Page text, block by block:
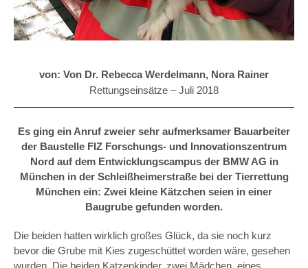
von: Von Dr. Rebecca Werdelmann, Nora Rainer
Rettungseinsätze –Juli 2018
Es ging ein Anruf zweier sehr aufmerksamer Bauarbeiter
der Baustelle FIZ Forschungs- und Innovationszentrum
Nord auf dem Entwicklungscampus der BMW AG in
München in der Schleißheimerstraße bei der Tierrettung
München ein: Zwei kleine Kätzchen seien in einer
Baugrube gefunden worden.
Die beiden hatten wirklich großes Glück, da sie noch kurz
bevor die Grube mit Kies zugeschüttet worden wäre, gesehen
wurden. Die beiden Katzenkinder, zwei Mädchen, eines